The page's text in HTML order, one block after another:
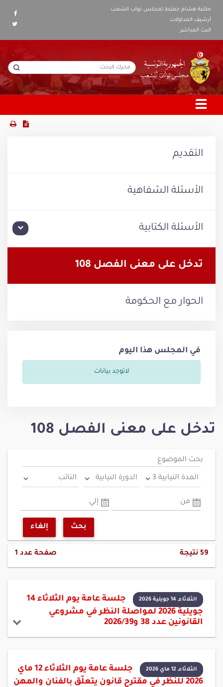
مكتبة هشام جعيّط لمجلس نواب الشعب
أرشيف المداولات
البث المباشر
التقديم
الأسئلة الشفاهية
الأسئلة الكتابية
تدخل على معنى الفصل 108
الحوار مع الحكومة
في المجلس هذا اليوم
لاتوجد بيانات
تدخل على معنى الفصل 108
بحث الموضوع
من إلي
بحث إلغاء
59 نتيجة صفحة عدد 1
الثلاثاء, 14 جويلية 2026
جلسة عامة يوم الثلاثاء 14
جويلية 2026 لمواصلة النظر في مشروعي
القانونين عدد 38 و2026/39
الثلاثاء, 12 ماي 2026
جلسة عامة يوم الثلاثاء 12 ماي
2026 للنظر في مقترح قانون يتعلّق بالفنان والمهن